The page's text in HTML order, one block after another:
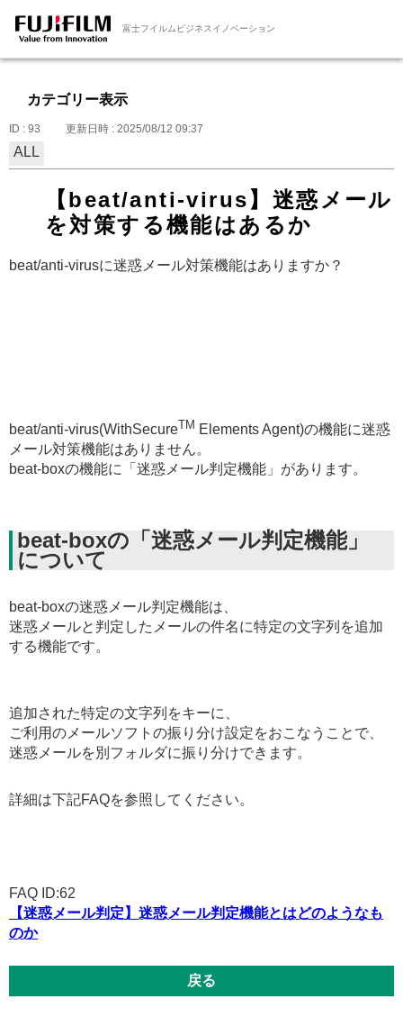
富士フイルムビジネスイノベーション
カテゴリー表示
ID : 93 更新日時 : 2025/08/12 09:37
ALL
【beat/anti-virus】迷惑メール
を対策する機能はあるか
beat/anti-virusに迷惑メール対策機能はありますか？
beat/anti-virus(WithSecureTM Elements Agent)の機能に迷惑
メール対策機能はありません。
beat-boxの機能に「迷惑メール判定機能」があります。
beat-boxの「迷惑メール判定機能」
について
beat-boxの迷惑メール判定機能は、
迷惑メールと判定したメールの件名に特定の文字列を追加
する機能です。
追加された特定の文字列をキーに、
ご利用のメールソフトの振り分け設定をおこなうことで、
迷惑メールを別フォルダに振り分けできます。
詳細は下記FAQを参照してください。
FAQ ID:62
【迷惑メール判定】迷惑メール判定機能とはどのようなも
のか
戻る